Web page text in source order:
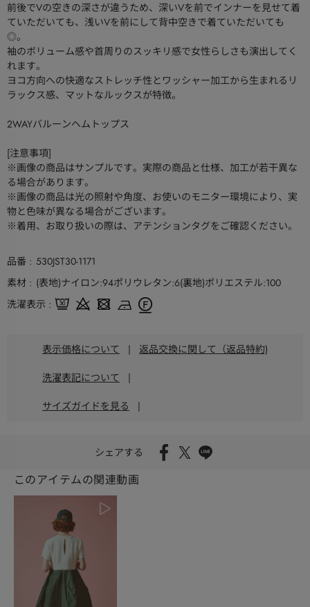
前後でVの空きの深さが違うため、深いVを前でインナーを見せて着
ていただいても、浅いVを前にして背中空きで着ていただいても
◎。
袖のボリューム感や首周りのスッキリ感で女性らしさも演出してく
れます。
ヨコ方向への快適なストレッチ性とワッシャー加工から生まれるリ
ラックス感、マットなルックスが特徴。
2WAYバルーンヘムトップス
[注意事項]
※画像の商品はサンプルです。実際の商品と仕様、加工が若干異な
る場合があります。
※画像の商品は光の照射や角度、お使いのモニター環境により、実
物と色味が異なる場合がございます。
※着用、お取り扱いの際は、アテンションタグをご確認ください。
品番
530JST30-1171
素材
(表地)ナイロン:94ポリウレタン:6(裏地)ポリエステル:100
洗濯表示
表示価格について | 返品交換に関して（返品特約)
洗濯表記について |
サイズガイドを見る |
シェアする
このアイテムの関連動画